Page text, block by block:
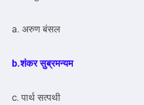
a. अरुण बंसल
b.शंकर सुब्रमन्यम
c. पार्थ सत्पथी